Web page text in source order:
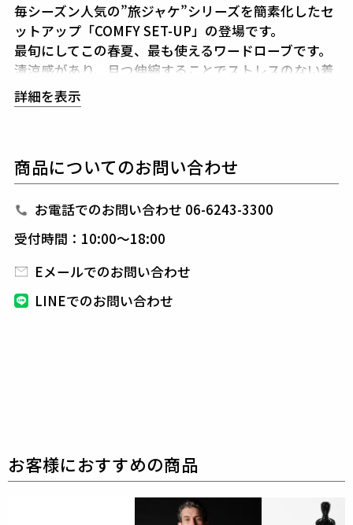
毎シーズン人気の”旅ジャケ”シリーズを簡素化したセ
ットアップ「COMFY SET-UP」の登場です。
最旬にしてこの春夏、最も使えるワードローブです。
清涼感があり、且つ伸縮することでストレスのない着
心地を堪能できるセットアップです。
3が得意とするシャープで美しいシルエットに加え
す。また、1piu1uguale3オリジナルの折鶴ピンをラ
ペルに付属しています。インナーはシャツに限らず、
ニットやカットソーと合わせても品格を保つことがで
能セットアップに仕上げています。
今季はセミピークドラペルのダブルジャケット、ノッ
はテーパードの美しいシルエットと
生産国：日本
詳細を表示
商品についてのお問い合わせ
お電話でのお問い合わせ 06-6243-3300
受付時間：10:00～18:00
Eメールでのお問い合わせ
LINEでのお問い合わせ